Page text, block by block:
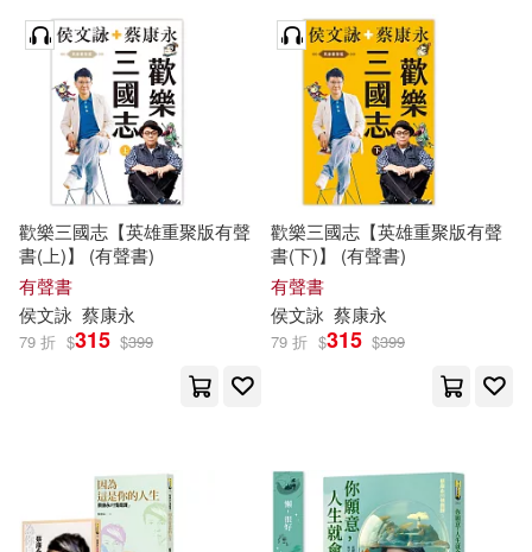
歡樂三國志【英雄重聚版有聲
書(上)】 (有聲書)
有聲書
侯文詠 蔡康永
79 折 $315 $399
歡樂三國志【英雄重聚版有聲
書(下)】 (有聲書)
有聲書
侯文詠 蔡康永
79 折 $315 $399